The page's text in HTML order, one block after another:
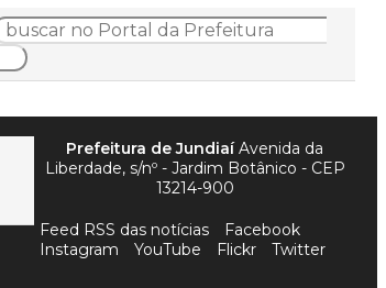
Prefeitura de JundiaíAvenida da
Liberdade, s/nº - Jardim Botânico - CEP
13214-900
Feed RSS das notícias
Facebook
Instagram
YouTube Flickr Twitter